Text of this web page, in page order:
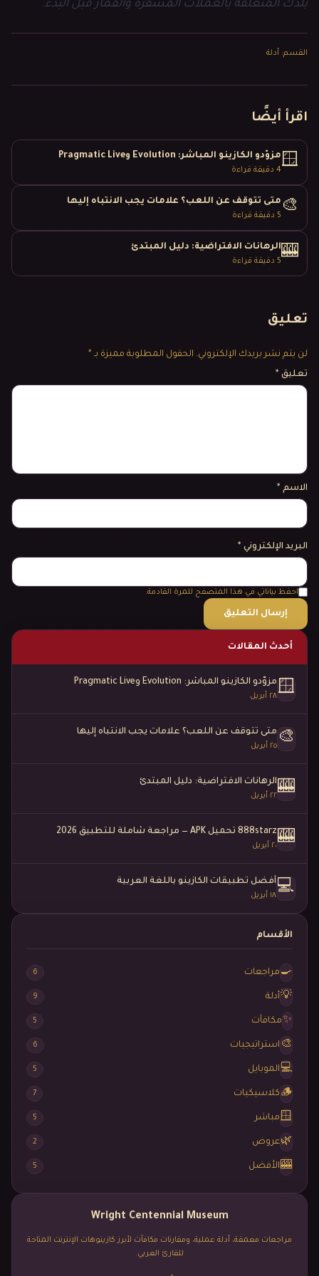
بلدك المتعلّقة بالعملات المشفّرة والقمار قبل البدء.
القسم: أدلة
اقرأ أيضًا
🪟مزوّدو الكازينو المباشر: Evolution وPragmatic Live
4 دقيقة قراءة
🎨 متى تتوقف عن اللعب؟ علامات يجب الانتباه إليها
5 دقيقة قراءة
🎰الرهانات الافتراضية: دليل المبتدئ
5 دقيقة قراءة
تعليق
لن يتم نشر بريدك الإلكتروني. الحقول المطلوبة مميزة بـ *
تعليق *
الاسم *
البريد الإلكتروني *
احفظ بياناتي في هذا المتصفح للمرة القادمة.
أحدث المقالات
🪟 مزوّدو الكازينو المباشر: Evolution وPragmatic Live
٢٨ أبريل
🎨 متى تتوقف عن اللعب؟ علامات يجب الانتباه إليها
٢٥ أبريل
🎰الرهانات الافتراضية: دليل المبتدئ
٢٢ أبريل
🎰888starz تحميل APK — مراجعة شاملة للتطبيق 2026
٢٠ أبريل
💻 أفضل تطبيقات الكازينو باللغة العربية
١٨ أبريل
الأقسام
🍳 مراجعات 6
💡أدلة 9
✨مكافآت 5
🎨 استراتيجيات 6
💻 الموبايل 5
🪵 كلاسيكيات 7
🪟مباشر 5
🌿عروض 2
🎰الأفضل 5
Wright Centennial Museum
مراجعات معمقة، أدلة عملية، ومقارنات مكافآت لأبرز كازينوهات الإنترنت المتاحة
للقارئ العربي.